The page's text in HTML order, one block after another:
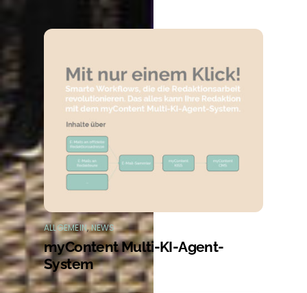
ALLGEMEIN,NEWS
myContent Multi-KI-Agent-
System